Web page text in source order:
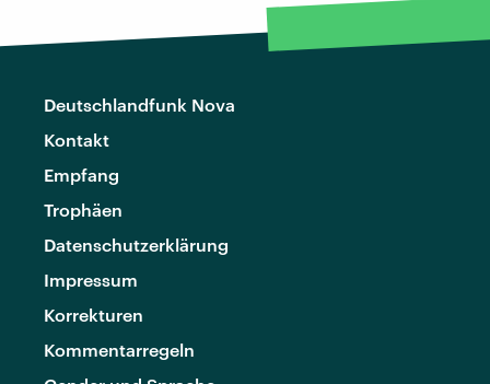
Deutschlandfunk Nova
Kontakt
Empfang
Trophäen
Datenschutzerklärung
Impressum
Korrekturen
Kommentarregeln